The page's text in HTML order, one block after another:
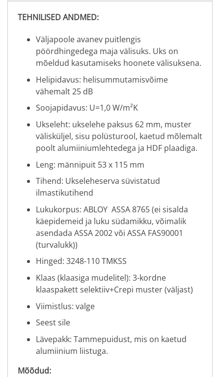
TEHNILISED ANDMED:
Väljapoole avanev puitlengis
pöördhingedega maja välisuks. Uks on
mõeldud kasutamiseks hoonete välisuksena.
Helipidavus: helisummutamisvõime
vähemalt 25 dB
Soojapidavus: U=1,0 W/m²K
Ukseleht: ukselehe paksus 62 mm, muster
välisküljel, sisu polüsturool, kaetud mõlemalt
poolt alumiiniumlehtedega ja HDF plaadiga.
Leng: männipuit 53 x 115 mm
Tihend: Ukseleheserva süvistatud
ilmastikutihend
Lukukorpus: ABLOY ASSA 8765 (ei sisalda
käepidemeid ja luku südamikku, võimalik
asendada ASSA 2002 või ASSA FAS90001
(turvalukk))
Hinged: 3248-110 TMKSS
Klaas (klaasiga mudelitel): 3-kordne
klaaspakett selektiiv+Crepi muster (väljast)
Viimistlus: valge
Seest sile
Lävepakk: Tammepuidust, mis on kaetud
alumiinium liistuga.
Mõõdud: